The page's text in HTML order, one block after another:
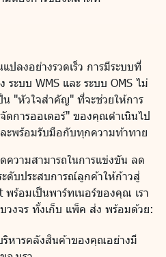
ลงอย่างรวดเร็ว การมีระบบที่
ะบบ WMS และ ระบบ OMS ไม่
น "หัวใจสำคัญ" ที่จะช่วยให้การ
ดการออเดอร์" ของคุณดำเนินไป
ะพร้อมรับมือกับทุกความท้าทาย
วามสามารถในการแข่งขัน ลด
ดับประสบการณ์ลูกค้าให้ก้าวสู่
พร้อมเป็นพาร์ทเนอร์ของคุณ เรา
วงจร ทั้งเก็บ แพ็ค ส่ง พร้อมด้วย:
ริหารคลังสินค้าของคุณอย่างมี